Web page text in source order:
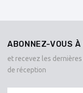
ABONNEZ-VOUS
et recevez les
de réception